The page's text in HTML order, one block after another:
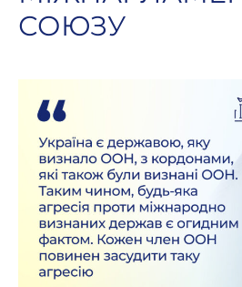
СОЮЗУ